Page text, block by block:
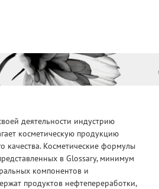
деятельности индустрию
косметическую продукцию
качества. Косметические формулы
в Glossary, минимум
компонентов и
продуктов нефтепереработки,